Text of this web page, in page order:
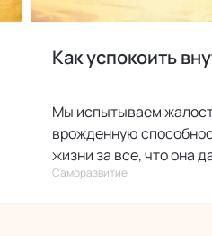
Как успокоить
Мы испытываем
врожденную
жизни за все, что она
Саморазвитие